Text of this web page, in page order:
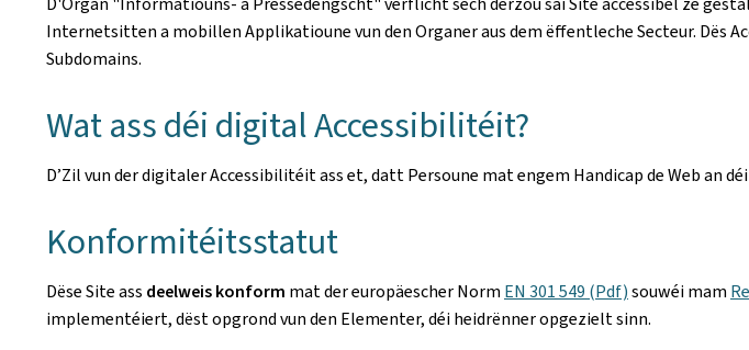
Internetsitten a mobillen Applikatioune vun den Organer aus dem ëffentleche Secteur. Dës
Subdomains.
Wat ass déi digital Accessibilitéit?
D’Zil vun der digitaler Accessibilitéit ass et, datt Persoune mat engem Handicap de Web an
Konformitéitsstatut
Dëse Site ass deelweis konform mat der europäescher Norm EN 301 549 (Pdf)souwéi mam
implementéiert, dëst opgrond vun den Elementer, déi heidrënner opgezielt sinn.